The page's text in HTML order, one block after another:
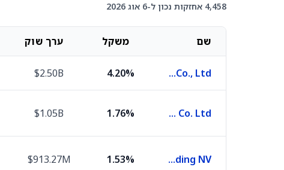
4,458 אחזקות נכון ל-6 אוג 2026
שם משקל ערך שוק
Taiwan Semiconductor Manufacturing Co., Ltd.
4.20%
$2.50B
Samsung Electronics Co. Ltd.
1.76%
$1.05B
ASML Holding NV
1.53%
$913.27M